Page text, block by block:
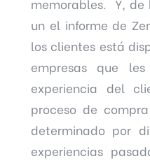
memorables. Y, de
un el informe de
los clientes está
empresas que
experiencia del
proceso de
determinado por
experiencias